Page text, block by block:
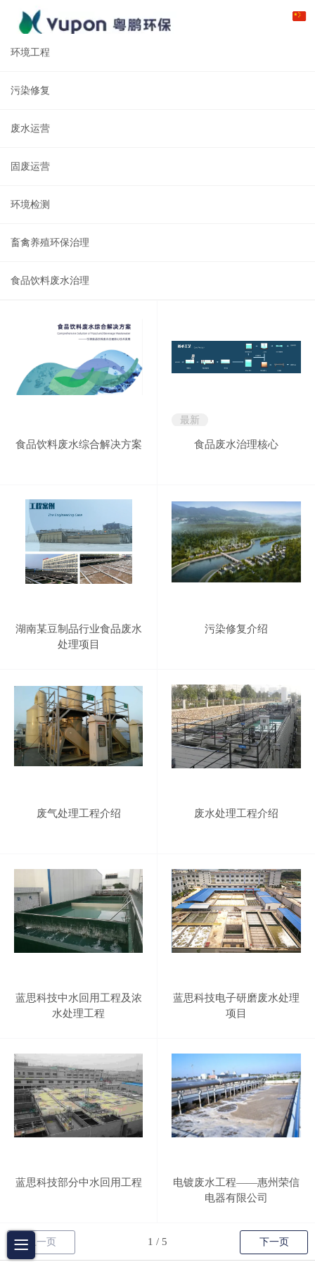
环境工程
污染修复
废水运营
固废运营
环境检测
畜禽养殖环保治理
食品饮料废水治理
食品饮料废水综合解决方案
最新
食品废水治理核心
湖南某豆制品行业食品废水
处理项目
污染修复介绍
废气处理工程介绍 废水处理工程介绍
蓝思科技中水回用工程及浓
水处理工程
蓝思科技电子研磨废水处理
项目
蓝思科技部分中水回用工程
电镀废水工程——惠州荣信
电器有限公司
上一页 下一页